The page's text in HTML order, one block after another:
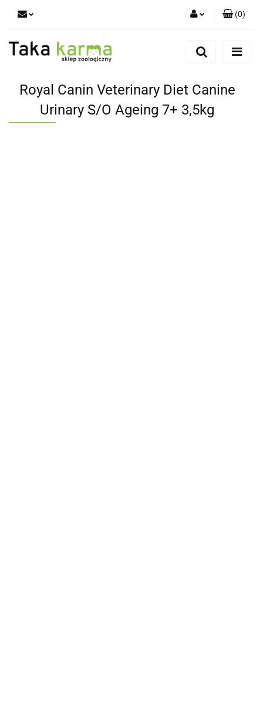
Zaloguj się
Zgody cookies
(0)
Royal Canin Veterinary Diet Canine
Urinary S/O Ageing 7+ 3,5kg